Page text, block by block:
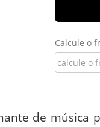
Calcule o
de música